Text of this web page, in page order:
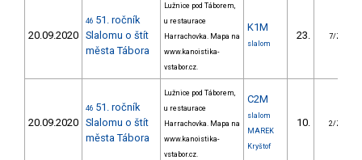
20.09.2020
46 51. ročník
Slalomu o štít
města Tábora
Lužnice pod Táborem,
u restaurace
Harrachovka. Mapa na
www.kanoistika-
vstabor.cz.
K1M
slalom
23. 7/ZS
20.09.2020
46 51. ročník
Slalomu o štít
města Tábora
Lužnice pod Táborem,
u restaurace
Harrachovka. Mapa na
www.kanoistika-
vstabor.cz.
C2M
slalom
MAREK
Kryštof
10. 2/ZS